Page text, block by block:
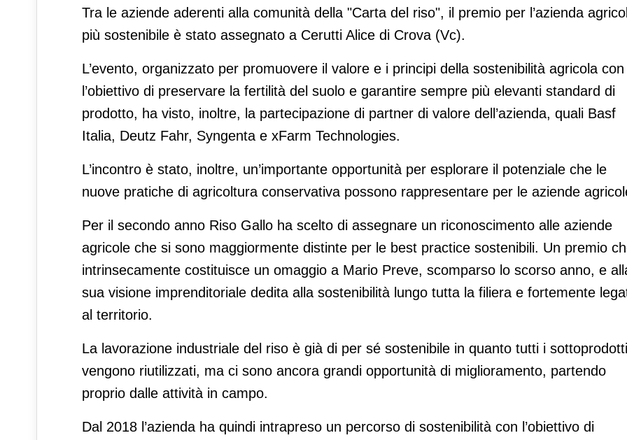
Tra le aziende aderenti alla comunità della "Carta del riso", il premio per l’azienda
più sostenibile è stato assegnato a Cerutti Alice di Crova (Vc).
L’evento, organizzato per promuovere il valore e i principi della sostenibilità agricola con
l’obiettivo di preservare la fertilità del suolo e garantire sempre più elevanti standard di
prodotto, ha visto, inoltre, la partecipazione di partner di valore dell’azienda, quali Basf
Italia, Deutz Fahr, Syngenta e xFarm Technologies.
L’incontro è stato, inoltre, un’importante opportunità per esplorare il potenziale che le
nuove pratiche di agricoltura conservativa possono rappresentare per le aziende
Per il secondo anno Riso Gallo ha scelto di assegnare un riconoscimento alle aziende
agricole che si sono maggiormente distinte per le best practice sostenibili. Un premio
intrinsecamente costituisce un omaggio a Mario Preve, scomparso lo scorso anno, e
sua visione imprenditoriale dedita alla sostenibilità lungo tutta la filiera e fortemente
al territorio.
La lavorazione industriale del riso è già di per sé sostenibile in quanto tutti i sottoprodotti
vengono riutilizzati, ma ci sono ancora grandi opportunità di miglioramento, partendo
proprio dalle attività in campo.
Dal 2018 l’azienda ha quindi intrapreso un percorso di sostenibilità con l’obiettivo di